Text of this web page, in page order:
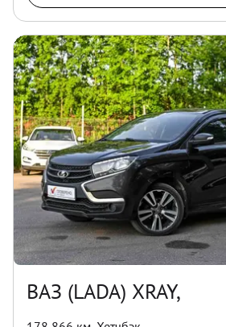
ВАЗ (LADA) XRAY,